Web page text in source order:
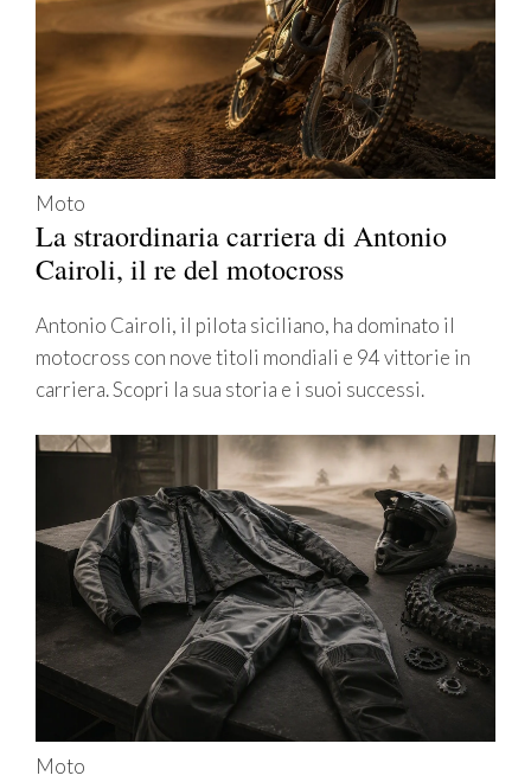
Moto
La straordinaria carriera di Antonio
Cairoli, il re del motocross
Antonio Cairoli, il pilota siciliano, ha dominato il
motocross con nove titoli mondiali e 94 vittorie in
carriera. Scopri la sua storia e i suoi successi.
Moto